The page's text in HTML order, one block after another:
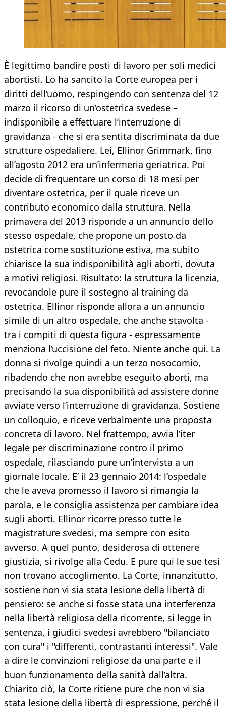
È legittimo bandire posti di lavoro per soli medici
abortisti. Lo ha sancito la Corte europea per i
diritti dell’uomo, respingendo con sentenza del 12
marzo il ricorso di un’ostetrica svedese –
indisponibile a effettuare l’interruzione di
gravidanza - che si era sentita discriminata da due
strutture ospedaliere. Lei, Ellinor Grimmark, fino
all’agosto 2012 era un’infermeria geriatrica. Poi
decide di frequentare un corso di 18 mesi per
diventare ostetrica, per il quale riceve un
contributo economico dalla struttura. Nella
primavera del 2013 risponde a un annuncio dello
stesso ospedale, che propone un posto da
ostetrica come sostituzione estiva, ma subito
chiarisce la sua indisponibilità agli aborti, dovuta
a motivi religiosi. Risultato: la struttura la licenzia,
revocandole pure il sostegno al training da
ostetrica. Ellinor risponde allora a un annuncio
simile di un altro ospedale, che anche stavolta -
tra i compiti di questa figura - espressamente
menziona l’uccisione del feto. Niente anche qui. La
donna si rivolge quindi a un terzo nosocomio,
ribadendo che non avrebbe eseguito aborti, ma
precisando la sua disponibilità ad assistere donne
avviate verso l’interruzione di gravidanza. Sostiene
un colloquio, e riceve verbalmente una proposta
concreta di lavoro. Nel frattempo, avvia l’iter
legale per discriminazione contro il primo
ospedale, rilasciando pure un’intervista a un
giornale locale. E’ il 23 gennaio 2014: l’ospedale
che le aveva promesso il lavoro si rimangia la
parola, e le consiglia assistenza per cambiare idea
sugli aborti. Ellinor ricorre presso tutte le
magistrature svedesi, ma sempre con esito
avverso. A quel punto, desiderosa di ottenere
giustizia, si rivolge alla Cedu. E pure qui le sue tesi
non trovano accoglimento. La Corte, innanzitutto,
sostiene non vi sia stata lesione della libertà di
pensiero: se anche si fosse stata una interferenza
nella libertà religiosa della ricorrente, si legge in
sentenza, i giudici svedesi avrebbero "bilanciato
con cura" i "differenti, contrastanti interessi". Vale
a dire le convinzioni religiose da una parte e il
buon funzionamento della sanità dall’altra.
Chiarito ciò, la Corte ritiene pure che non vi sia
stata lesione della libertà di espressione, perché il